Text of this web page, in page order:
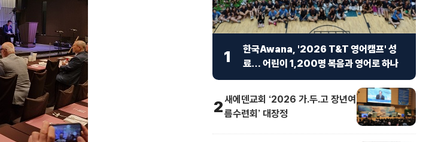
1
한국Awana, '2026 T&T 영어캠프' 성
료… 어린이 1,200명 복음과 영어로 하나
2새에덴교회 ‘2026 가.두.고 장년여
름수련회’ 대장정